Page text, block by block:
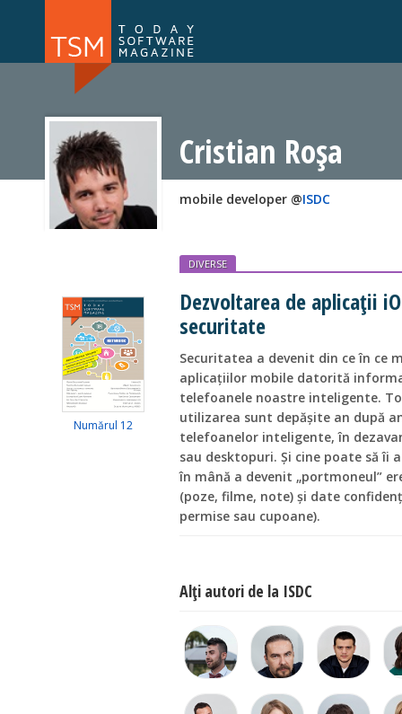
NOU
Cristian Roșa
mobile developer @ISDC
Numărul 12
DIVERSE
Dezvoltarea de aplicaţii
securitate
Securitatea a devenit din ce în ce
aplicaţiilor mobile datorită
telefoanele noastre inteligente.
utilizarea sunt depăşite an după
telefoanelor inteligente, în
sau desktopuri. Şi cine poate să îi
în mână a devenit „portmoneul”
(poze, filme, note) şi date
permise sau cupoane).
Alţi autori de la ISDC